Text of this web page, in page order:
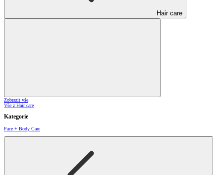
Hair care
Zobrazit vše
Vše z Hair care
Kategorie
Face + Body Care